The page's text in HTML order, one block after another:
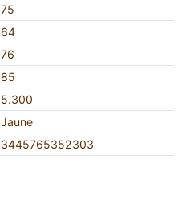
75
64
76
85
5.300
Jaune
3445765352303